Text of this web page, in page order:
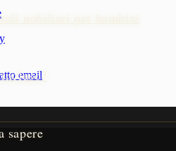
nobiliari per bambini
sapere